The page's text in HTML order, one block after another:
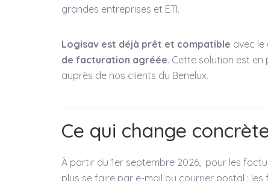
grandes entreprises et ETI.
Logisav est déjà prêt et compatible avec le
de facturation agréée. Cette solution est en
auprès de nos clients du Benelux.
Ce qui change
À partir du 1er septembre 2026, pour les
plus se faire par e-mail ou courrier postal :